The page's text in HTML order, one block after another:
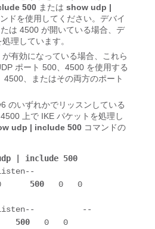
500 または show udp |
ドを使用してください。デバイ
は 4500 が開いている場合、デ
理しています。
有効になっている場合、これら
ポート 500、4500 を使用する
4500、またはその両方のポート
のいずれかでリッスンしている
上で IKE パケットを処理し
udp | include 500 コマンドの
| include 500
--listen--
500 0   0
--
500 0   0